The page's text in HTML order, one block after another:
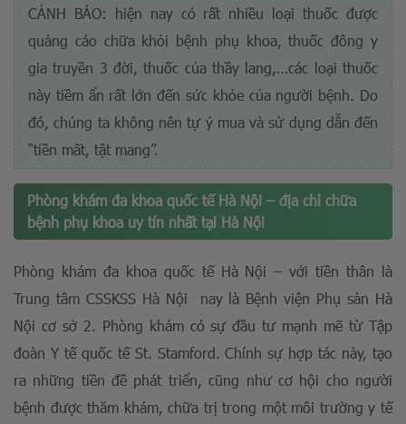
CẢNH BÁO: hiện nay có rất nhiều loại thuốc được
quảng cáo chữa khỏi bệnh phụ khoa, thuốc đông y
gia truyền 3 đời, thuốc của thầy lang,…các loại thuốc
này tiềm ẩn rất lớn đến sức khỏe của người bệnh. Do
đó, chúng ta không nên tự ý mua và sử dụng dẫn đến
“tiền mất, tật mang”.
Phòng khám đa khoa quốc tế Hà Nội – địa chỉ chữa
bệnh phụ khoa uy tín nhất tại Hà Nội
Phòng khám đa khoa quốc tế Hà Nội – với tiền thân là
Trung tâm CSSKSS Hà Nội nay là Bệnh viện Phụ sản Hà
Nội cơ sở 2. Phòng khám có sự đầu tư mạnh mẽ từ Tập
đoàn Y tế quốc tế St. Stamford. Chính sự hợp tác này, tạo
ra những tiền đề phát triển, cũng như cơ hội cho người
bệnh được thăm khám, chữa trị trong một môi trường y tế